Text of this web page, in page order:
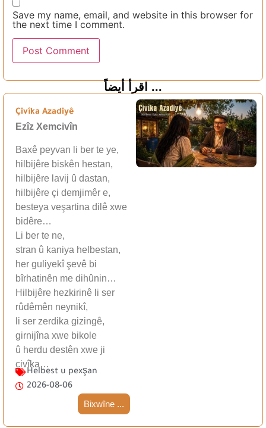
Save my name, email, and website in this browser for
the next time I comment.
اقرأ أيضاً ...
Çivîka Azadiyê
Ezîz Xemcivîn
Baxê peyvan li ber te ye,
hilbijêre biskên hestan,
hilbijêre lavij û dastan,
hilbijêre çi demjimêr e,
besteya veşartina dilê xwe
bidêre…
Li ber te ne,
stran û kaniya helbestan,
her guliyekî şevê bi
bîrhatinên me dihûnin…
Hilbijêre hezkirinê li ser
rûdêmên neynikî,
li ser zerdika gizingê,
girnijîna xwe bikole
û herdu destên xwe ji
çivîka…
Helbest u pexşan
2026-08-06
Bixwîne ...